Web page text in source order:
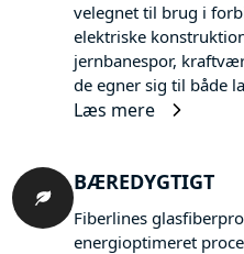
velegnet til brug i
elektriske
jernbanespor,
de egner sig til både
Læs mere
BÆREDYGTIGT
Fiberlines
energioptimeret